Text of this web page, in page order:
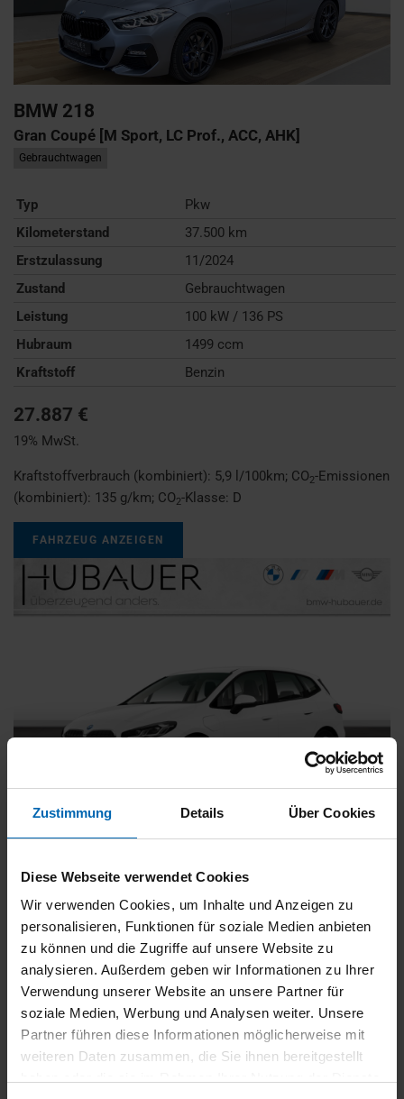
Zustimmung Details Über Cookies
Diese Webseite verwendet Cookies
Wir verwenden Cookies, um Inhalte und Anzeigen zu
personalisieren, Funktionen für soziale Medien anbieten
zu können und die Zugriffe auf unsere Website zu
analysieren. Außerdem geben wir Informationen zu Ihrer
Verwendung unserer Website an unsere Partner für
soziale Medien, Werbung und Analysen weiter. Unsere
Partner führen diese Informationen möglicherweise mit
weiteren Daten zusammen, die Sie ihnen bereitgestellt
BMW 218
Gran Coupé [M Sport, LC Prof., ACC, AHK]
Gebrauchtwagen
Typ
Pkw
Kilometerstand
37.500 km
Erstzulassung
11/2024
Zustand
Gebrauchtwagen
Leistung
100 kW / 136 PS
Hubraum
1499 ccm
Kraftstoff
Benzin
27.887 €
19% MwSt.
Kraftstoffverbrauch (kombiniert): 5,9 l/100km; CO2-Emissionen
(kombiniert): 135 g/km; CO2-Klasse: D
FAHRZEUG ANZEIGEN
BMW 225
Gebrauchtwagen
Typ
Pkw
Kilometerstand
54.750 km
Erstzulassung
05/2023
Zustand
Gebrauchtwagen
Leistung
180 kW / 245 PS